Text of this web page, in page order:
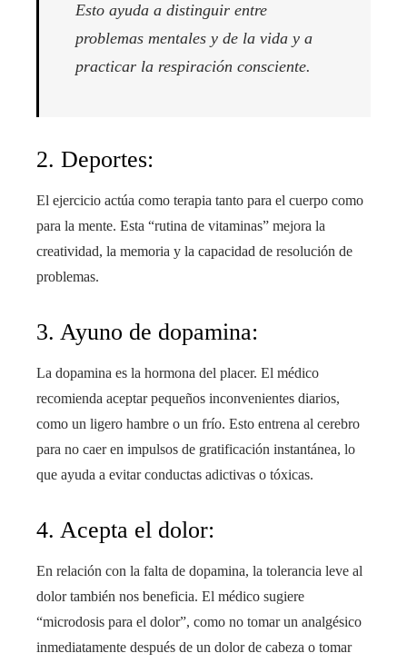
Esto ayuda a distinguir entre
problemas mentales y de la vida y a
practicar la respiración consciente.
2. Deportes:
El ejercicio actúa como terapia tanto para el cuerpo como
para la mente. Esta “rutina de vitaminas” mejora la
creatividad, la memoria y la capacidad de resolución de
problemas.
3. Ayuno de dopamina:
La dopamina es la hormona del placer. El médico
recomienda aceptar pequeños inconvenientes diarios,
como un ligero hambre o un frío. Esto entrena al cerebro
para no caer en impulsos de gratificación instantánea, lo
que ayuda a evitar conductas adictivas o tóxicas.
4. Acepta el dolor:
En relación con la falta de dopamina, la tolerancia leve al
dolor también nos beneficia. El médico sugiere
“microdosis para el dolor”, como no tomar un analgésico
inmediatamente después de un dolor de cabeza o tomar